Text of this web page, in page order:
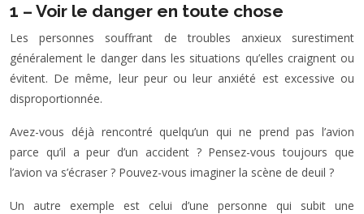
1 – Voir le danger en toute chose
Les personnes souffrant de troubles anxieux surestiment
généralement le danger dans les situations qu’elles craignent ou
évitent. De même, leur peur ou leur anxiété est excessive ou
disproportionnée.
Avez-vous déjà rencontré quelqu’un qui ne prend pas l’avion
parce qu’il a peur d’un accident ? Pensez-vous toujours que
l’avion va s’écraser ? Pouvez-vous imaginer la scène de deuil ?
Un autre exemple est celui d’une personne qui subit une